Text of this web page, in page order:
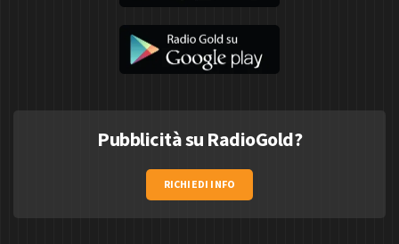
Pubblicità su RadioGold?
RICHIEDI INFO